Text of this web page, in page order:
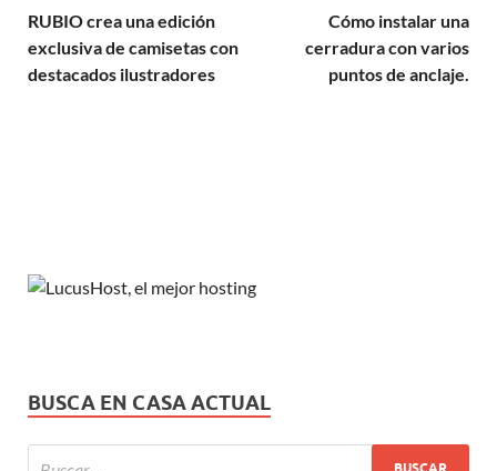
RUBIO crea una edición
exclusiva de camisetas con
destacados ilustradores
Cómo instalar una
cerradura con varios
puntos de anclaje.
BUSCA EN CASA ACTUAL